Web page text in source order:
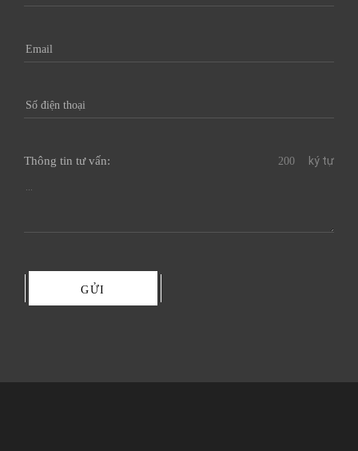
Thông tin tư vấn: ký tự
GỬI